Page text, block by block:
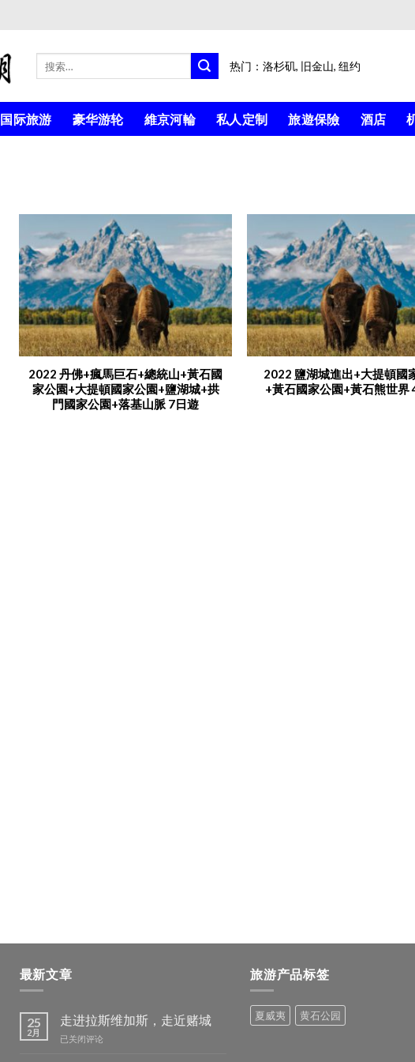
热门： 洛杉矶, 旧金山, 纽约
国际旅游 豪华游轮 維京河輪 私人定制 旅遊保險 酒店
Add to
Wishlist
2022 丹佛+瘋馬巨石+總統山+黃石國
家公園+大提頓國家公園+鹽湖城+拱
門國家公園+落基山脈 7日遊
2022 鹽湖城進出+大提頓國
+黃石國家公園+黃石熊世界
最新文章
25
2月
走进拉斯维加斯，走近赌城
走
已关闭评论
旅游产品标签
夏威夷 黄石公园